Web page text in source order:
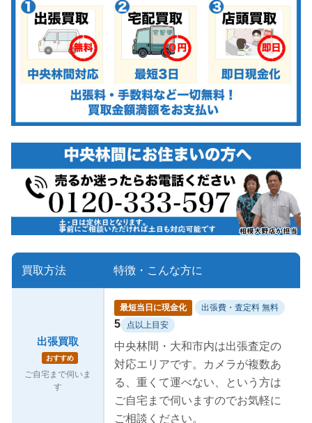
買取方法 特徴・こんな方に
出張買取
おすすめ
ご自宅まで伺いま
す
最短当日に現金化 出張費・査定料 無料
5 点以上目安
中央林間・大和市内は出張査定の
対応エリアです。カメラが複数あ
る、重くて運べない、という方は
ご自宅まで伺いますのでお気軽に
ご相談ください。